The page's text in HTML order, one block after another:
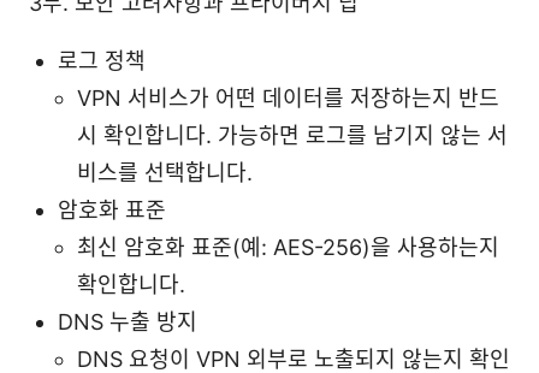
로그 정책
VPN 서비스가 어떤 데이터를 저장하는지 반드
시 확인합니다. 가능하면 로그를 남기지 않는 서
비스를 선택합니다.
암호화 표준
최신 암호화 표준(예: AES-256)을 사용하는지
확인합니다.
DNS 누출 방지
DNS 요청이 VPN 외부로 노출되지 않는지 확인